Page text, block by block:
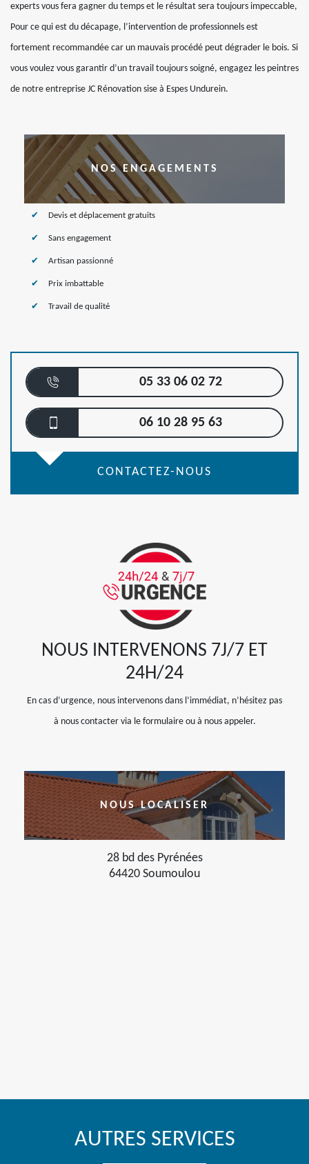
experts vous fera gagner du temps et le résultat sera toujours impeccable,
Pour ce qui est du décapage, l’intervention de professionnels est
fortement recommandée car un mauvais procédé peut dégrader le bois. Si
vous voulez vous garantir d’un travail toujours soigné, engagez les peintres
de notre entreprise JC Rénovation sise à Espes Undurein.
NOS ENGAGEMENTS
Devis et déplacement gratuits
Sans engagement
Artisan passionné
Prix imbattable
Travail de qualité
05 33 06 02 72
06 10 28 95 63
CONTACTEZ-NOUS
NOUS INTERVENONS 7J/7 ET
24H/24
En cas d’urgence, nous intervenons dans l’immédiat, n’hésitez pas
à nous contacter via le formulaire ou à nous appeler.
NOUS LOCALISER
28 bd des Pyrénées
64420 Soumoulou
AUTRES SERVICES